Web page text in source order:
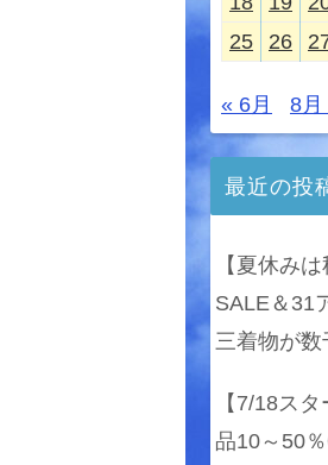
25
26
« 6月 8月
最近の投
【夏休み
SALE＆31
三着物が数
【7/18ス
品10～50